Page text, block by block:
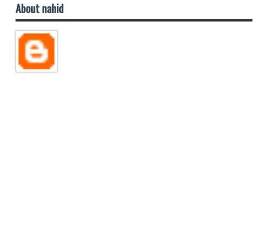
About nahid